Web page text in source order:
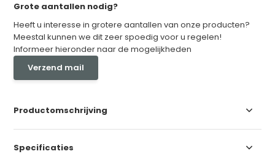
Grote aantallen nodig?
Heeft u interesse in grotere aantallen van onze producten?
Meestal kunnen we dit zeer spoedig voor u regelen!
Informeer hieronder naar de mogelijkheden
Verzend mail
Productomschrijving
Specificaties